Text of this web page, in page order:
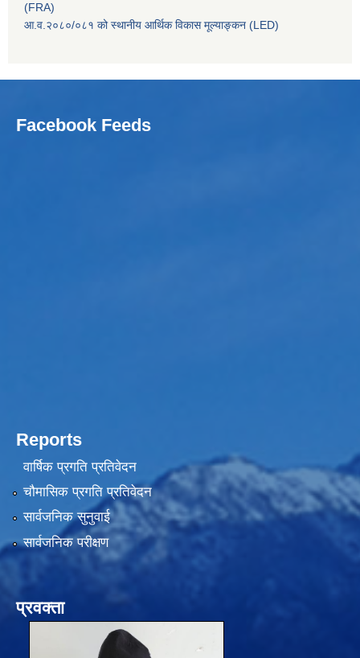
(FRA)
आ.व.२०८०/०८१ को स्थानीय आर्थिक विकास मूल्याङ्कन (LED)
Facebook Feeds
Reports
वार्षिक प्रगति प्रतिवेदन
चौमासिक प्रगति प्रतिवेदन
सार्वजनिक सुनुवाई
सार्वजनिक परीक्षण
प्रवक्ता